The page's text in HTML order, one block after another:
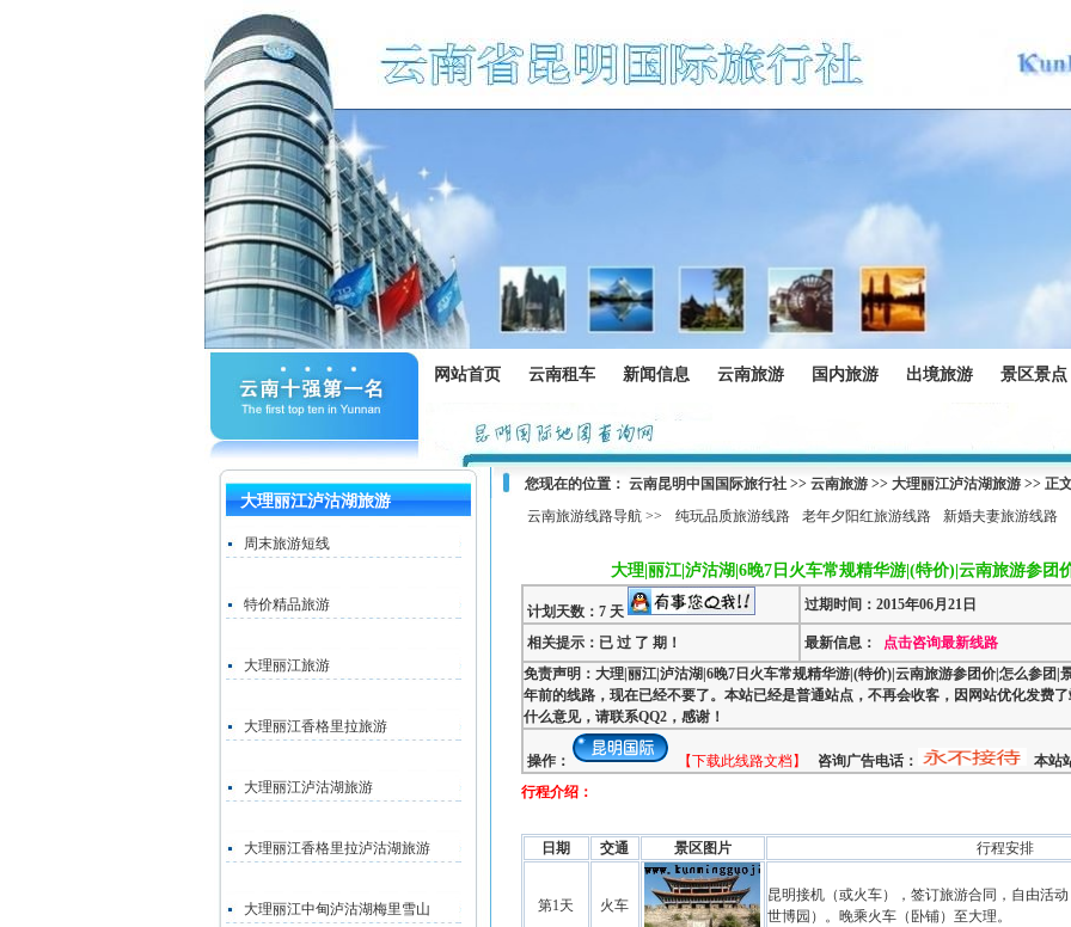
网站首页 云南租车 新闻信息 云南旅游 国内旅游 出境旅游 景区景点
大理丽江泸沽湖旅游
周末旅游短线
特价精品旅游
大理丽江旅游
大理丽江香格里拉旅游
大理丽江泸沽湖旅游
大理丽江香格里拉泸沽湖旅游
大理丽江中甸泸沽湖梅里雪山
您现在的位置： 云南昆明中国国际旅行社>> 云南旅游>> 大理丽江泸沽湖旅游>> 正
云南旅游线路导航 >>
纯玩品质旅游线路 老年夕阳红旅游线路 新婚夫妻旅游线路
大理|丽江|泸沽湖|6晚7日火车常规精华游|(特价)|云南旅游参团
计划天数：7 天 过期时间：2015年06月21日
相关提示：已 过 了 期！ 最新信息：
点击咨询最新线路
免责声明：大理|丽江|泸沽湖|6晚7日火车常规精华游|(特价)|云南旅游参团价|怎么参团|
年前的线路，现在已经不要了。本站已经是普通站点，不再会收客，因网站优化发费
什么意见，请联系QQ2，感谢！
操作： 【下载此线路文档】 咨询广告电话：
本站
行程介绍：
日期 交通 景区图片 行程安排
第1天 火车
昆明接机（或火车），签订旅游合同，自由活
世博园）。晚乘火车（卧铺）至大理。